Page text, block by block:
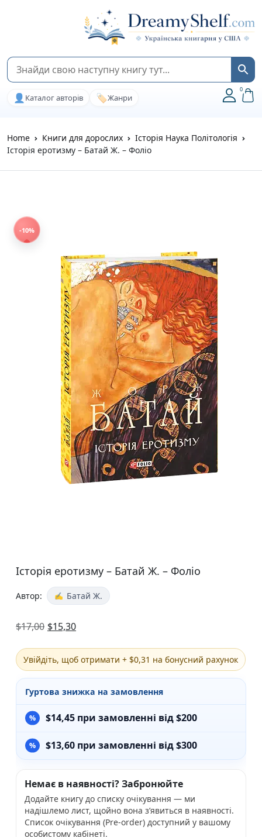
👤 Каталог авторів 🏷️Жанри
0
Home Книги для дорослих
Історія Наука Політологія
Історія еротизму – Батай Ж. – Фоліо
-10%
Історія еротизму – Батай Ж. – Фоліо
Автор: Батай Ж.
$17,00 $15,30
Увійдіть, щоб отримати + $0,31 на бонусний рахунок
Гуртова знижка на замовлення
$14,45 при замовленні від $200
$13,60 при замовленні від $300
Немає в наявності? Забронюйте
Додайте книгу до списку очікування — ми
надішлемо лист, щойно вона з’явиться в наявності.
Список очікування (Pre-order) доступний у вашому
особистому кабінеті.